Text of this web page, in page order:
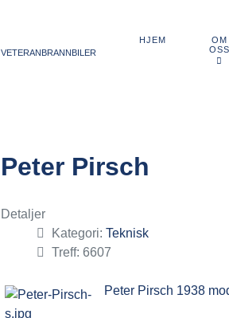
VETERANBRANNBILER
HJEM
OM
OSS
Peter Pirsch
Detaljer
Kategori:Teknisk
Treff: 6607
Peter Pirsch 1938